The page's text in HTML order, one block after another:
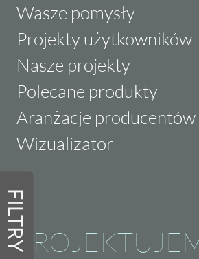
FILTRY
Wasze pomysły
Projekty użytkowników
Nasze projekty
Polecane produkty
Aranżacje producentów
Wizualizator